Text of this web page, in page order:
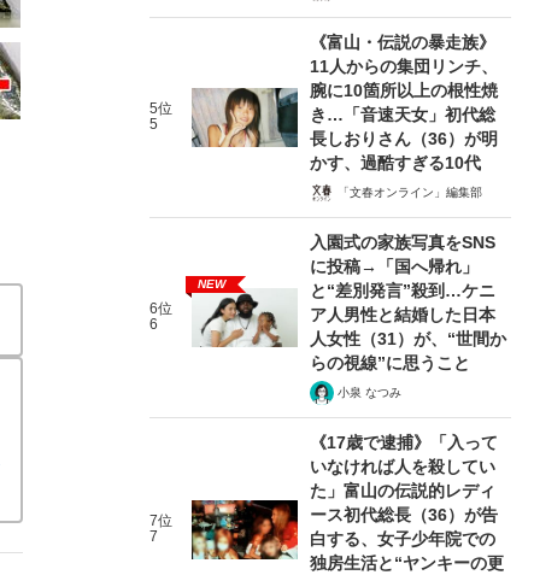
5位
5
《富山・伝説の暴走族》
11人からの集団リンチ、
腕に10箇所以上の根性焼
き…「音速天女」初代総
長しおりさん（36）が明
かす、過酷すぎる10代
「文春オンライン」編集部
6位
6
NEW
入園式の家族写真をSNS
に投稿→「国へ帰れ」
と“差別発言”殺到…ケニ
ア人男性と結婚した日本
人女性（31）が、“世間か
らの視線”に思うこと
小泉 なつみ
7位
7
《17歳で逮捕》「入って
いなければ人を殺してい
た」富山の伝説的レディ
ース初代総長（36）が告
白する、女子少年院での
独房生活と“ヤンキーの更